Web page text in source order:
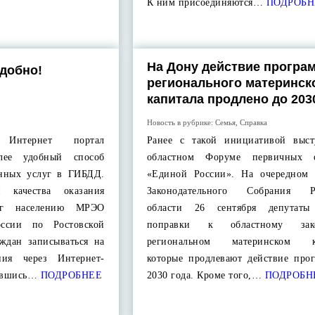
К ним присоединяются…
портал
удобный способ
услуг в ГИБДД.
оказания
населению МРЭО
по Ростовской
записываться на
через Интернет-
ПОДРОБНЕЕ
На Дону действие
регионального
капитала продлено до
Новость в рубрике: Семья, Справка
Ранее с такой инициативой
областном Форуме первичных
«Единой России». На очередном
Законодательного Собрания
области 26 сентября
поправки к областному
региональном материнском
которые продлевают действие
2030 года. Кроме того,…